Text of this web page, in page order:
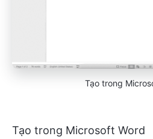
Tạo trong
Tạo trong Microsoft Word